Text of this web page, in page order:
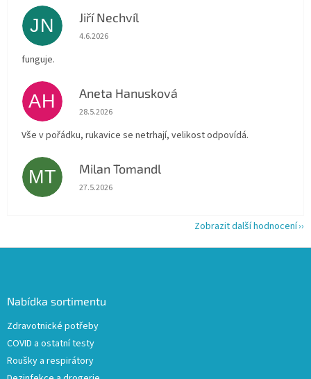
JN Jiří Nechvíl
Hodnocení obchodu je 5 z 5 hvězdiček.
4.6.2026
funguje.
AH Aneta Hanusková
Hodnocení obchodu je 5 z 5 hvězdiček.
28.5.2026
Vše v pořádku, rukavice se netrhají, velikost odpovídá.
MT Milan Tomandl
Hodnocení obchodu je 5 z 5 hvězdiček.
27.5.2026
Zobrazit další hodnocení
Nabídka sortimentu
Zdravotnické potřeby
COVID a ostatní testy
Roušky a respirátory